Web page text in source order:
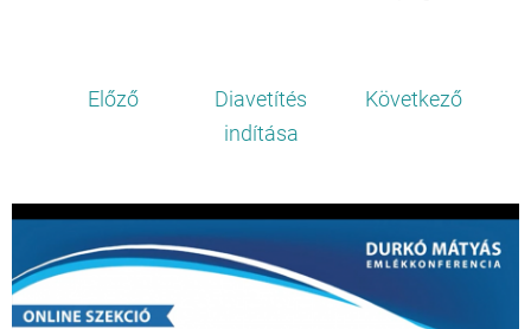
Előző
Diavetítés
indítása
Következő